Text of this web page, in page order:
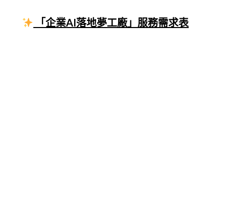
「企業AI落地夢工廠」服務需求表